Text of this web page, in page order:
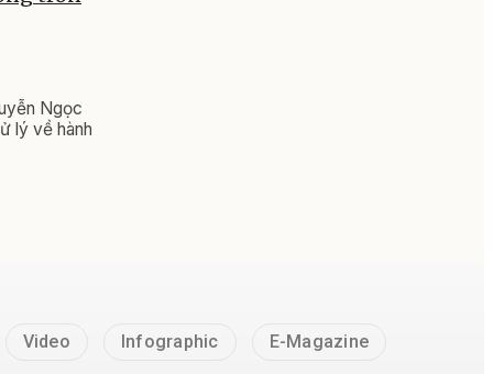
Ngọc
lý về hành
Video Infographic E-Magazine